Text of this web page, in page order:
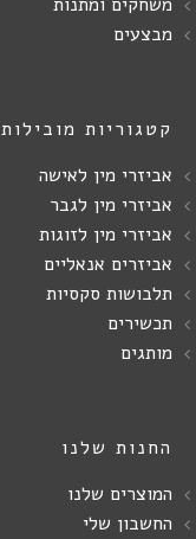
מבצעים
קטגוריות מובילות
אביזרי מין לאישה
אביזרי מין לגבר
אביזרי מין לזוגות
אביזרים אנאליים
תלבושות סקסיות
תכשירים
מותגים
החנות שלנו
המוצרים שלנו
החשבון שלי